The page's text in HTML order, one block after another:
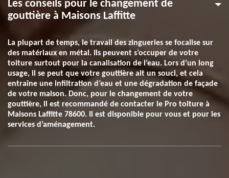
Les conseils pour le changement de
gouttière à Maisons Laffitte
La plupart de temps, le travail des zingueries se focalise sur
des matériaux en métal. Ils peuvent s’occuper de votre
toiture surtout pour la canalisation de l’eau. Lors d’un long
usage, il se peut que votre gouttière ait un souci, et cela
entraîne une infiltration d’eau et une dégradation de façade
de votre maison. Donc, pour le changement de votre
gouttière, il est recommandé de contacter le Pro toiture à
Maisons Laffitte 78600. Il est disponible pour vous et pour les
services d’aménagement.